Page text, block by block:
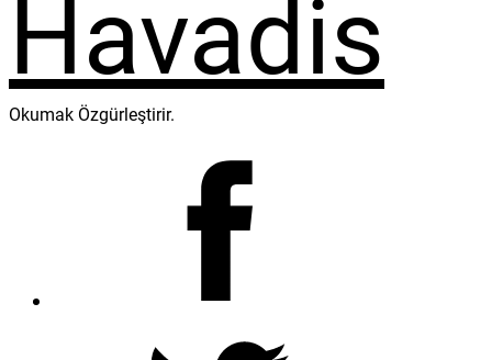
Okumak Özgürleştirir.